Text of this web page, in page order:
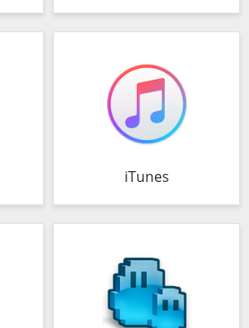
iTunes